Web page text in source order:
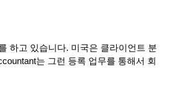
하고 있습니다. 미국은 클라이언트 분
는 그런 등록 업무를 통해서 회